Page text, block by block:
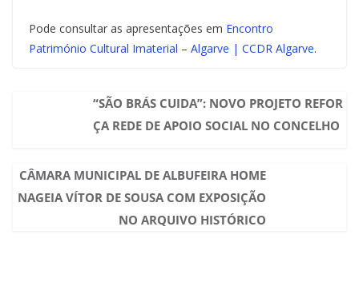
Pode consultar as apresentações em Encontro
Património Cultural Imaterial – Algarve | CCDR Algarve.
“SÃO BRÁS CUIDA”: NOVO PROJETO REFOR
ÇA REDE DE APOIO SOCIAL NO CONCELHO
CÂMARA MUNICIPAL DE ALBUFEIRA HOME
NAGEIA VÍTOR DE SOUSA COM EXPOSIÇÃO
NO ARQUIVO HISTÓRICO